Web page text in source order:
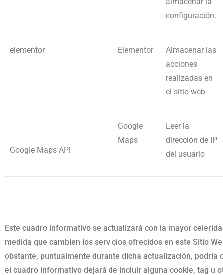
configuración.
elementor Elementor
Almacenar las
acciones
realizadas en
el sitio web
Google Maps APl
Google
Maps
Leer la
dirección de IP
del usuario
Este cuadro informativo se actualizará con la mayor
medida que cambien los servicios ofrecidos en este Sitio
obstante, puntualmente durante dicha actualización, podría
el cuadro informativo dejará de incluir alguna cookie, tag u